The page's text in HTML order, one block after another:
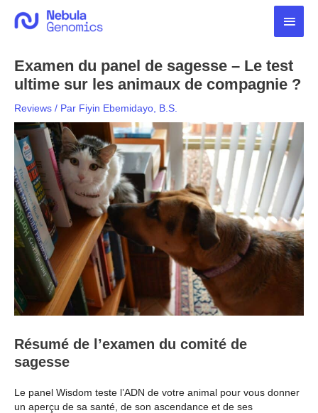
Examen du panel de sagesse – Le test
ultime sur les animaux de compagnie ?
Reviews / Par Fiyin Ebemidayo, B.S.
Résumé de l’examen du comité de
sagesse
Le panel Wisdom teste l’ADN de votre animal pour vous donner
un aperçu de sa santé, de son ascendance et de ses